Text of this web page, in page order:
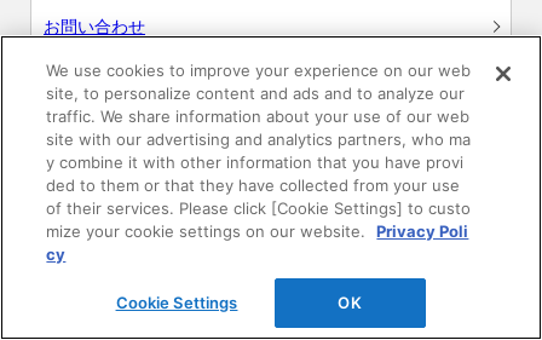
お問い合わせ
ログイン
建築・設計関係者様向けサイト
ユーザー登録サービス
WEB見積システム
収納プランニングソフト
We use cookies to improve your experience on our web
site, to personalize content and ads and to analyze our
traffic. We share information about your use of our web
site with our advertising and analytics partners, who ma
y combine it with other information that you have provi
ded to them or that they have collected from your use
of their services. Please click [Cookie Settings] to custo
mize your cookie settings on our website.
Privacy Poli
cy
Cookie Settings OK